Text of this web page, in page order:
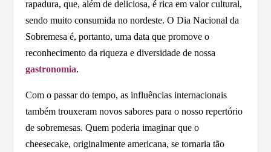
rapadura, que, além de deliciosa, é rica em valor cultural,
sendo muito consumida no nordeste. O Dia Nacional da
Sobremesa é, portanto, uma data que promove o
reconhecimento da riqueza e diversidade de nossa
gastronomia.
Com o passar do tempo, as influências internacionais
também trouxeram novos sabores para o nosso repertório
de sobremesas. Quem poderia imaginar que o
cheesecake, originalmente americana, se tornaria tão